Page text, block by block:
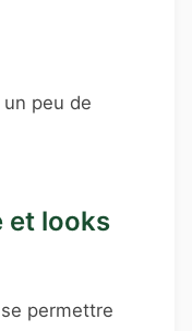
peu de
et looks
permettre